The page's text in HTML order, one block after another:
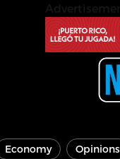
Economy Opinions